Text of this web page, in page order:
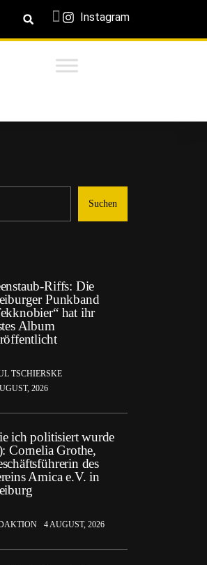
Instagram
Suchen
Riffs: Die
Punkband
hat ihr
Album
TSCHIERSKE
2026
ich politisiert wurde
Cornelia Grothe,
des
Amica e.V. in
4 AUGUST, 2026